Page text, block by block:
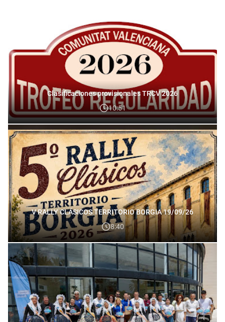
Clasificaciones provisionales TRCV 2026
10:51
V RALLY CLÁSICOS TERRITORIO BORGIA 19/09/26
8:40